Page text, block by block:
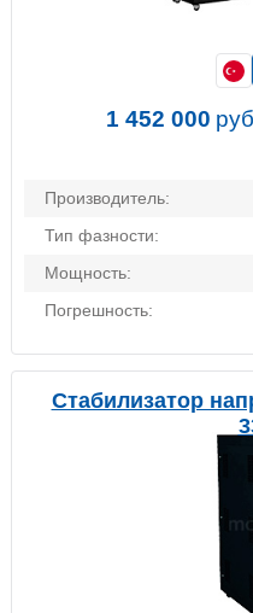
Производитель:
Тип фазности:
Мощность:
Погрешность:
1 452 000
Стабилизатор